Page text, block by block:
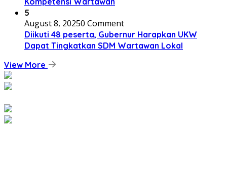
5
August 8, 20250 Comment
Diikuti 48 peserta, Gubernur Harapkan UKW
Dapat Tingkatkan SDM Wartawan Lokal
View More